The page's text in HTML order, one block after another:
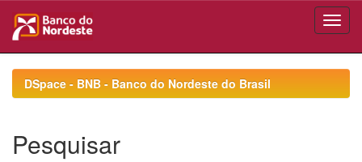
navigationDSpace - BNB - Banco do Nordeste do Brasil
Pesquisar